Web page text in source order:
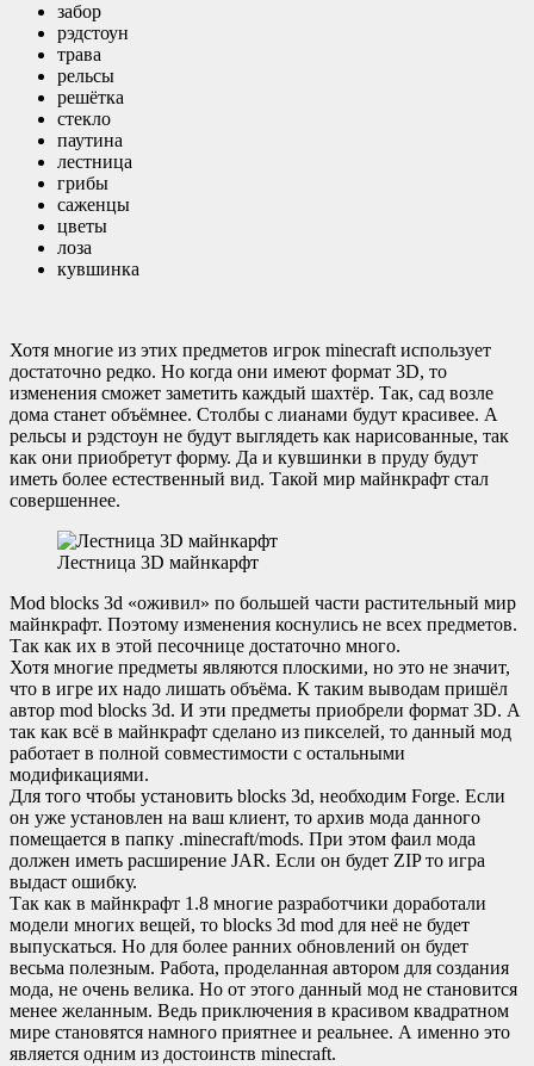
забор
рэдстоун
трава
рельсы
решётка
стекло
паутина
лестница
грибы
саженцы
цветы
лоза
кувшинка
Хотя многие из этих предметов игрок minecraft использует
достаточно редко. Но когда они имеют формат 3D, то
изменения сможет заметить каждый шахтёр. Так, сад возле
дома станет объёмнее. Столбы с лианами будут красивее. А
рельсы и рэдстоун не будут выглядеть как нарисованные, так
как они приобретут форму. Да и кувшинки в пруду будут
иметь более естественный вид. Такой мир майнкрафт стал
совершеннее.
Лестница 3D майнкарфт
Mod blocks 3d «оживил» по большей части растительный мир
майнкрафт. Поэтому изменения коснулись не всех предметов.
Так как их в этой песочнице достаточно много.
Хотя многие предметы являются плоскими, но это не значит,
что в игре их надо лишать объёма. К таким выводам пришёл
автор mod blocks 3d. И эти предметы приобрели формат 3D. А
так как всё в майнкрафт сделано из пикселей, то данный мод
работает в полной совместимости с остальными
модификациями.
Для того чтобы установить blocks 3d, необходим Forge. Если
он уже установлен на ваш клиент, то архив мода данного
помещается в папку .minecraft/mods. При этом фаил мода
должен иметь расширение JAR. Если он будет ZIP то игра
выдаст ошибку.
Так как в майнкрафт 1.8 многие разработчики доработали
модели многих вещей, то blocks 3d mod для неё не будет
выпускаться. Но для более ранних обновлений он будет
весьма полезным. Работа, проделанная автором для создания
мода, не очень велика. Но от этого данный мод не становится
менее желанным. Ведь приключения в красивом квадратном
мире становятся намного приятнее и реальнее. А именно это
является одним из достоинств minecraft.